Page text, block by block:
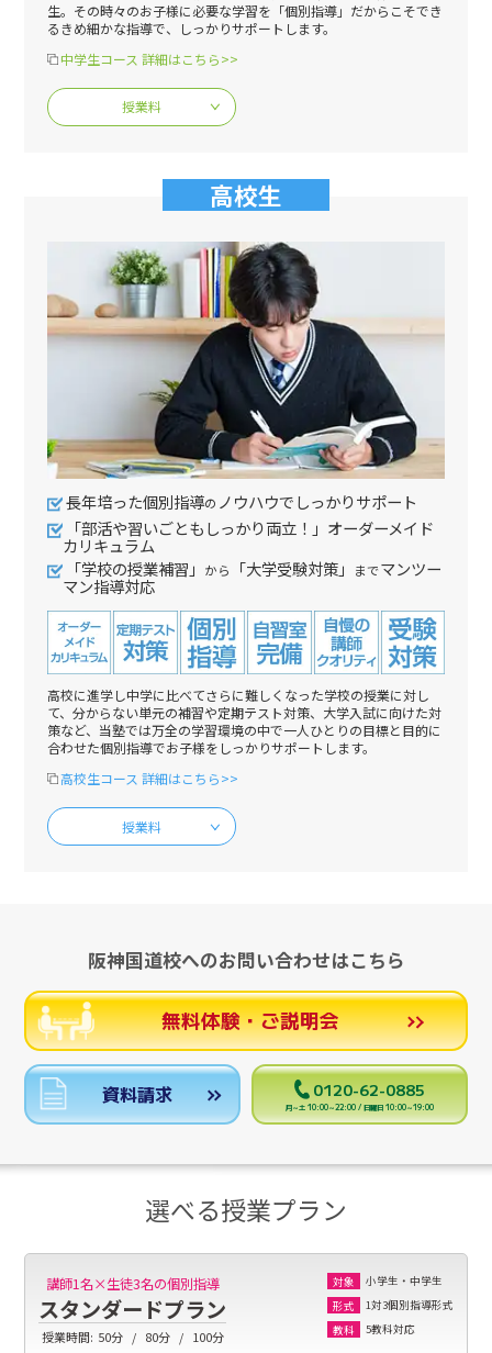
生。その時々のお子様に必要な学習を「個別指導」だからこそでき
るきめ細かな指導で、しっかりサポートします。
中学生コース 詳細はこちら>>
授業料
高校生
長年培った個別指導の ノウハウでしっかりサポート
「部活や習いごともしっかり両立！」オーダーメイド
カリキュラム
「学校の授業補習」
から 「大学受験対策」 までマンツー
マン指導対応
高校に進学し中学に比べてさらに難しくなった学校の授業に対し
て、分からない単元の補習や定期テスト対策、大学入試に向けた対
策など、当塾では万全の学習環境の中で一人ひとりの目標と目的に
合わせた個別指導でお子様をしっかりサポートします。
高校生コース 詳細はこちら>>
授業料
阪神国道校へのお問い合わせはこちら
無料体験・ご説明会
資料請求 0120-62-0885
月～土 10:00～22:00 / 日曜日 10:00～19:00
選べる授業プラン
講師1名×生徒3名の個別指導
スタンダードプラン
授業時間: 50分 80分 100分
対象
小学生・中学生
形式
1対3個別指導形式
教科
5教科対応